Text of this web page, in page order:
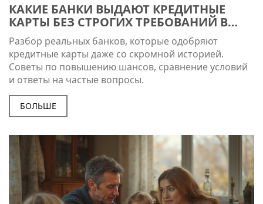
КАКИЕ БАНКИ ВЫДАЮТ КРЕДИТНЫЕ
КАРТЫ БЕЗ СТРОГИХ ТРЕБОВАНИЙ В
2026 ГОДУ
Разбор реальных банков, которые одобряют
кредитные карты даже со скромной историей.
Советы по повышению шансов, сравнение условий
и ответы на частые вопросы.
БОЛЬШЕ